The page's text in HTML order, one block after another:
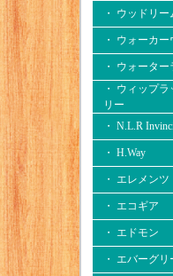
・ ウッドリー
・ ウォーカ
・ ウォーター
・ ウィップ
リー
・ N.L.R
・ H.Way
・ エレメンツ
・ エコギア
・ エドモン
・ エバーグリ